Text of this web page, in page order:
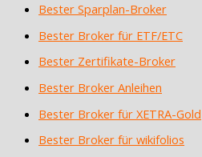
Bester Sparplan-Broker
Bester Broker für ETF/ETC
Bester Zertifikate-Broker
Bester Broker Anleihen
Bester Broker für XETRA-Gold
Bester Broker für wikifolios